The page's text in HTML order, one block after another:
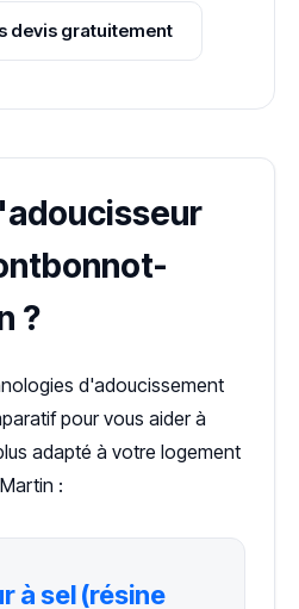
devis gratuitement
?
d'adoucissement
pour vous aider à
adapté à votre logement
:
à sel (résine